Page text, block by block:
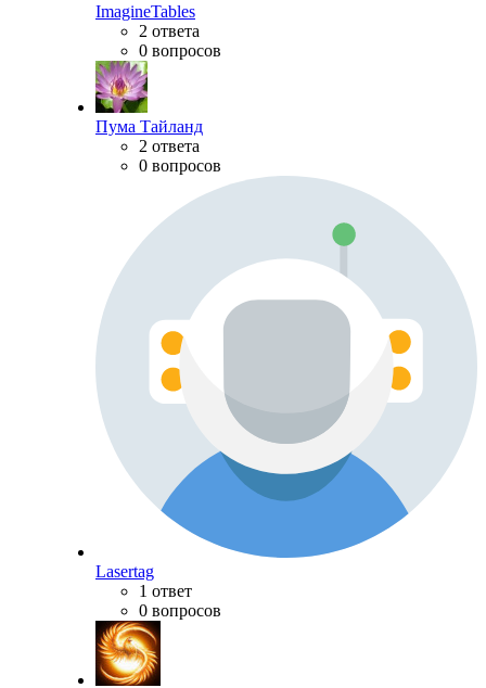
ImagineTables
2 ответа
0 вопросов
Пума Тайланд
2 ответа
0 вопросов
Lasertag
1 ответ
0 вопросов